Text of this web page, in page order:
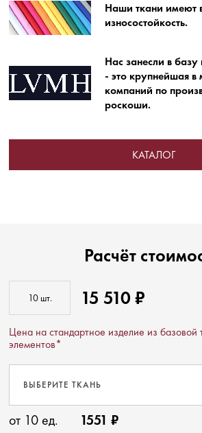
Наши ткани имеют
износостойкость.
Нас занесли в
- это крупнейшая в
компаний по
роскоши.
КАТАЛОГ
Расчёт
15 510 ₽
Цена на стандартное изделие из базовой
элементов*
ВЫБЕРИТЕ ТКАНЬ
от 10 ед.
1551 ₽